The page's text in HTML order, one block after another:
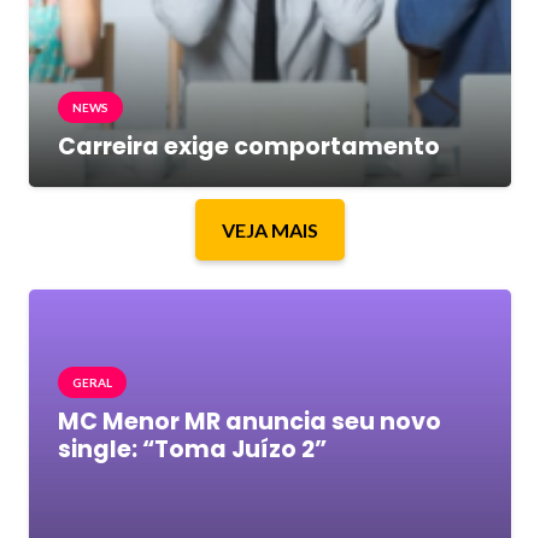
NEWS
Carreira exige comportamento
VEJA MAIS
GERAL
MC Menor MR anuncia seu novo
single: “Toma Juízo 2”